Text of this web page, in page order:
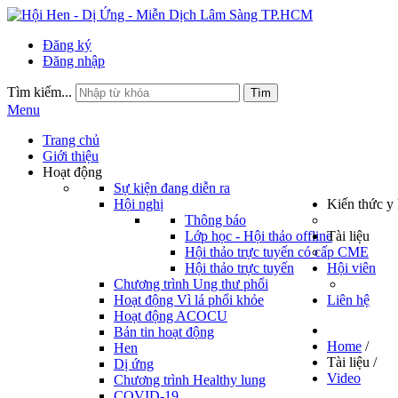
Đăng ký
Đăng nhập
Tìm kiếm... Tìm
Menu
Trang chủ
Giới thiệu
Hoạt động
Sự kiện đang diễn ra
Hội nghị
Thông báo
Lớp học - Hội thảo offline
Hội thảo trực tuyến có cấp CME
Hội thảo trực tuyến
Chương trình Ung thư phổi
Hoạt động Vì lá phổi khỏe
Hoạt động ACOCU
Bản tin hoạt động
Kiến thức y
Hen
Dị ứng
Chương trình Healthy lung
Tài liệu
Hội viên
Liên hệ
Home /
Tài liệu /
Video